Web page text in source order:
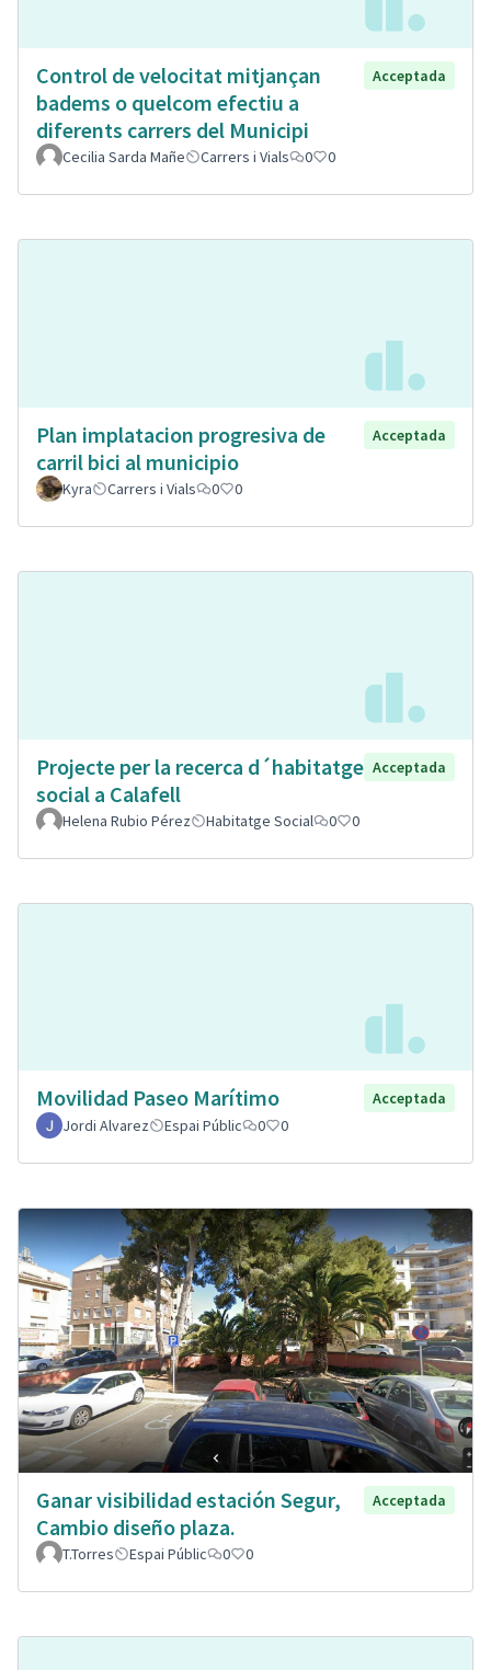
Control de velocitat mitjançan
badems o quelcom efectiu a
diferents carrers del Municipi
Acceptada
Cecilia Sarda Mañe Carrers i Vials 0 0
Plan implatacion progresiva de
carril bici al municipio
Acceptada
Kyra Carrers i Vials 0 0
Projecte per la recerca d´habitatge
social a Calafell
Acceptada
Helena Rubio Pérez Habitatge Social 0 0
Movilidad Paseo Marítimo
Acceptada
Jordi Alvarez
Espai Públic 0 0
Ganar visibilidad estación Segur,
Cambio diseño plaza.
Acceptada
T.Torres Espai Públic 0 0